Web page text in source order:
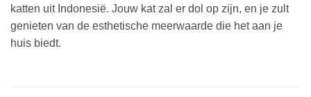
katten uit Indonesië. Jouw kat zal er dol op zijn, en je zult
genieten van de esthetische meerwaarde die het aan je
huis biedt.